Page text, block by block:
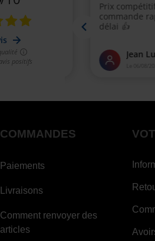
COMMANDES
Paiements
Livraisons
Comment renvoyer des
articles